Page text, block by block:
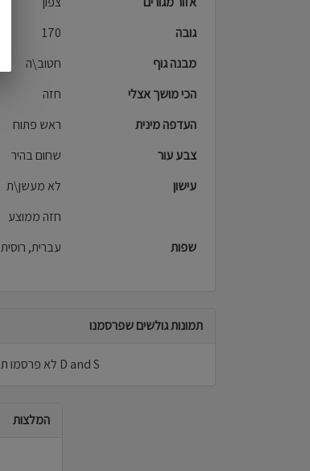
גובה
170
מבנה גוף
חטוב\ה
הכי מושך אצלי
חזה
העדפה מינית
ראש פתוח
צבע עור
שחום בהיר
עישון
לא מעשן\ת
חזה ממוצע
שפות
עברית, רוסית
תמונות גולשים שפרסמנו
D and S לא פרסמו תמונות בתמונות גולשים.
המלצות